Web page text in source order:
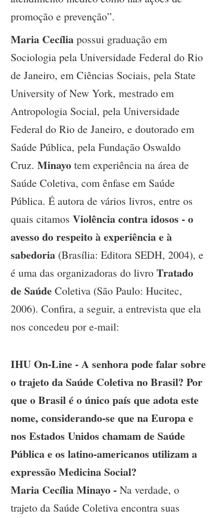
promoção e prevenção”.
Maria Cecília possui graduação em
Sociologia pela Universidade Federal do Rio
de Janeiro, em Ciências Sociais, pela State
University of New York, mestrado em
Antropologia Social, pela Universidade
Federal do Rio de Janeiro, e doutorado em
Saúde Pública, pela Fundação Oswaldo
Cruz.Minayo tem experiência na área de
Saúde Coletiva, com ênfase em Saúde
Pública. É autora de vários livros, entre os
quais citamosViolência contra idosos - o
avesso do respeito à experiência e à
sabedoria (Brasília: Editora SEDH, 2004), e
é uma das organizadoras do livroTratado
de Saúde Coletiva (São Paulo: Hucitec,
2006). Confira, a seguir, a entrevista que ela
nos concedeu por e-mail:
IHU On-Line - A senhora pode falar sobre
o trajeto da Saúde Coletiva no Brasil? Por
que o Brasil é o único país que adota este
nome, considerando-se que na Europa e
nos Estados Unidos chamam de Saúde
Pública e os latino-americanos utilizam a
expressão Medicina Social?
Maria Cecília Minayo - Na verdade, o
trajeto da Saúde Coletiva encontra suas